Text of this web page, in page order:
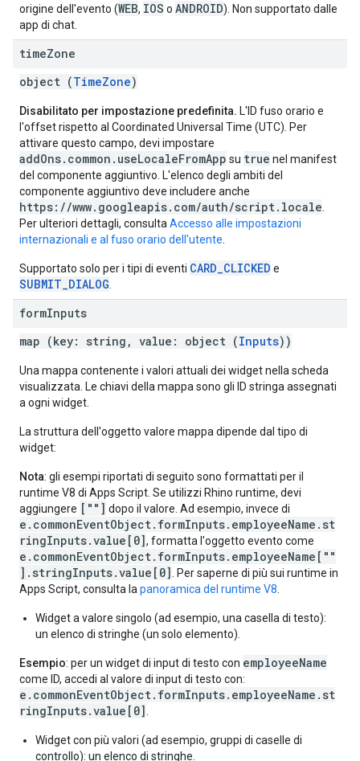
origine dell'evento (WEB, IOS o ANDROID). Non supportato dalle
app di chat.
timeZone
object (TimeZone)
Disabilitato per impostazione predefinita. L'ID fuso orario e
l'offset rispetto al Coordinated Universal Time (UTC). Per
attivare questo campo, devi impostare
addOns.common.useLocaleFromApp su true nel manifest
del componente aggiuntivo. L'elenco degli ambiti del
componente aggiuntivo deve includere anche
https://www.googleapis.com/auth/script.locale
Per ulteriori dettagli, consulta Accesso alle impostazioni
internazionali e al fuso orario dell'utente
Supportato solo per i tipi di eventi CARD_CLICKED e
SUBMIT_DIALOG
formInputs
map (key: string, value: object (Inputs))
Una mappa contenente i valori attuali dei widget nella scheda
visualizzata. Le chiavi della mappa sono gli ID stringa assegnati
a ogni widget.
La struttura dell'oggetto valore mappa dipende dal tipo di
widget:
Nota: gli esempi riportati di seguito sono formattati per il
runtime V8 di Apps Script. Se utilizzi Rhino runtime, devi
aggiungere [""] dopo il valore. Ad esempio, invece di
e.commonEventObject.formInputs.employeeName.st
ringInputs.value[0], formatta l'oggetto evento come
e.commonEventObject.formInputs.employeeName[""
].stringInputs.value[0]
. Per saperne di più sui runtime in
Apps Script, consulta la panoramica del runtime V8
Widget a valore singolo (ad esempio, una casella di testo):
un elenco di stringhe (un solo elemento).
Esempio: per un widget di input di testo con employeeName
come ID, accedi al valore di input di testo con:
e.commonEventObject.formInputs.employeeName.st
ringInputs.value[0]
Widget con più valori (ad esempio, gruppi di caselle di
controllo): un elenco di stringhe.